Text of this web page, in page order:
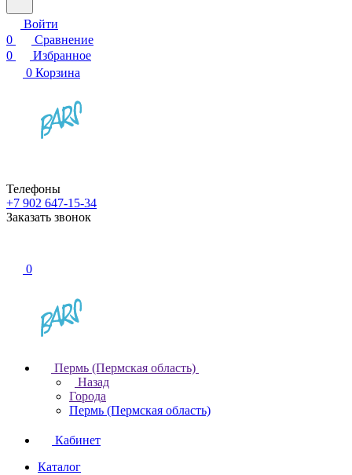
Войти
0
Сравнение
0
Избранное
0 Корзина
Телефоны
+7 902 647-15-34
Заказать звонок
0
Пермь (Пермская область)
Назад
Города
Пермь (Пермская область)
Кабинет
Каталог